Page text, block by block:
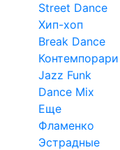
Street Dance
Хип-хоп
Break Dance
Контемпорари
Jazz Funk
Dance Mix
Еще
Фламенко
Эстрадные